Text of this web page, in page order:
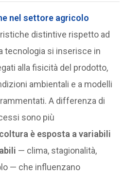
nel settore agricolo
distintive rispetto ad
tecnologia si inserisce in
alla fisicità del prodotto,
ambientali e a modelli
A differenza di
sono più
è esposta a variabili
— clima, stagionalità,
— che influenzano